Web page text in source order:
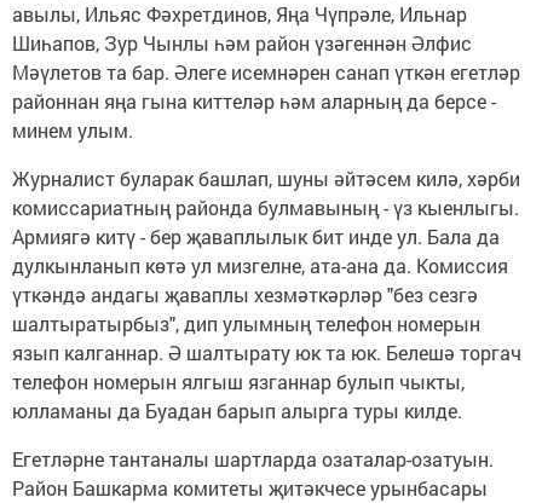
авылы, Ильяс Фәхретдинов, Яңа Чүпрәле, Ильнар
Шиһапов, Зур Чынлы һәм район үзәгеннән Әлфис
Мәүлетов та бар. Әлеге исемнәрен санап үткән егетләр
районнан яңа гына киттеләр һәм аларның да берсе -
минем улым.
Журналист буларак башлап, шуны әйтәсем килә, хәрби
комиссариатның районда булмавының - үз кыенлыгы.
Армиягә китү - бер җаваплылык бит инде ул. Бала да
дулкынланып көтә ул мизгелне, ата-ана да. Комиссия
үткәндә андагы җаваплы хезмәткәрләр "без сезгә
шалтыратырбыз", дип улымның телефон номерын
язып калганнар. Ә шалтырату юк та юк. Белешә торгач
телефон номерын ялгыш язганнар булып чыкты,
юлламаны да Буадан барып алырга туры килде.
Егетләрне тантаналы шартларда озаталар-озатуын.
Район Башкарма комитеты җитәкчесе урынбасары